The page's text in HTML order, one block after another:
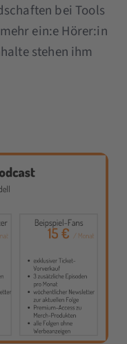
bei Tools
ein:e Hörer:in
stehen ihm